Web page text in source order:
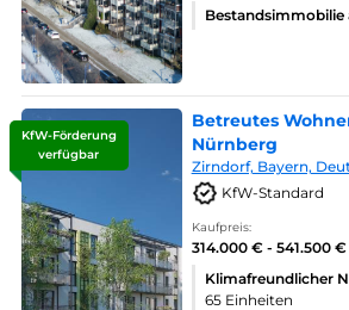
Bestandsimmobilie
KfW-Förderung
verfügbar
Betreutes
Nürnberg
Zirndorf, Bayern,
KfW-Standard
Kaufpreis:
314.000 € - 541.500 €
Klimafreundlicher
65 Einheiten